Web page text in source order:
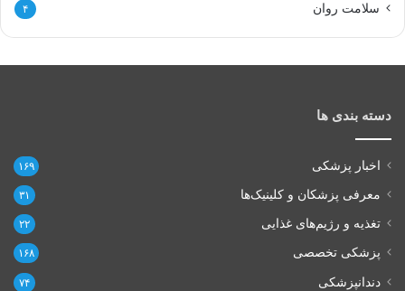
سلامت روان ۴
دسته بندی ها
اخبار پزشکی ۱۶۹
معرفی پزشکان و کلینیک‌ها ۳۱
تغذیه و رژیم‌های غذایی ۲۲
پزشکی تخصصی ۱۶۸
دندانپزشکی ۷۴